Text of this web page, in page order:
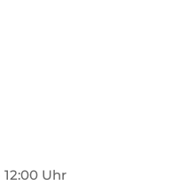
Uhr